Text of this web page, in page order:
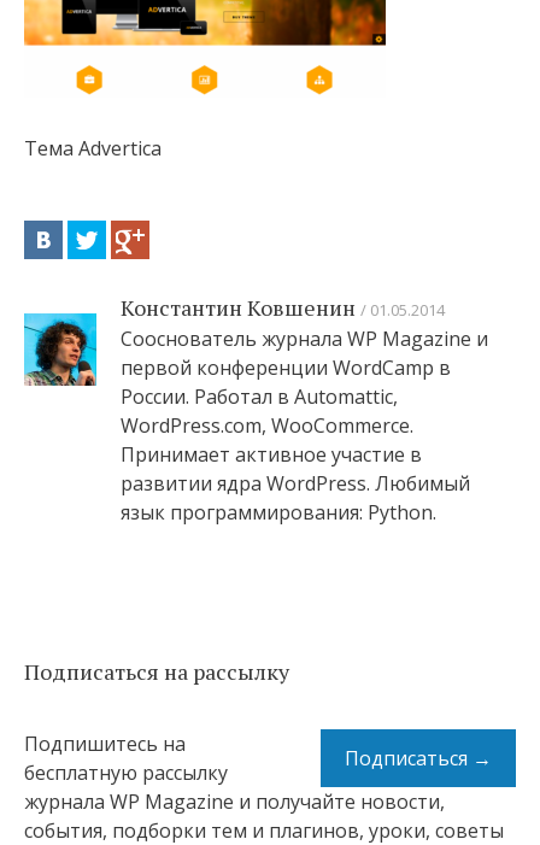
Тема Advertica
Константин Ковшенин 01.05.2014
Сооснователь журнала WP Magazine и
первой конференции WordCamp в
России. Работал в Automattic,
WordPress.com, WooCommerce.
Принимает активное участие в
развитии ядра WordPress. Любимый
язык программирования: Python.
Подписаться на рассылку
Подписаться →
Подпишитесь на
бесплатную рассылку
журнала WP Magazine и получайте новости,
события, подборки тем и плагинов, уроки, советы